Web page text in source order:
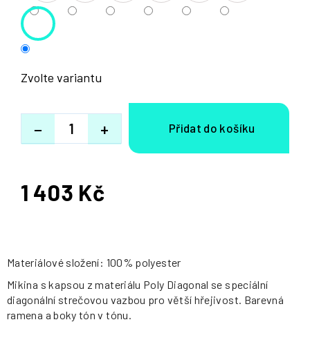
Zvolte variantu
+
−
1 403 Kč
Měrná
Materiálové složení: 100% polyester
Mikina s kapsou z materiálu Poly Diagonal se speciální
diagonální strečovou vazbou pro větší hřejivost. Barevná
ramena a boky tón v tónu.